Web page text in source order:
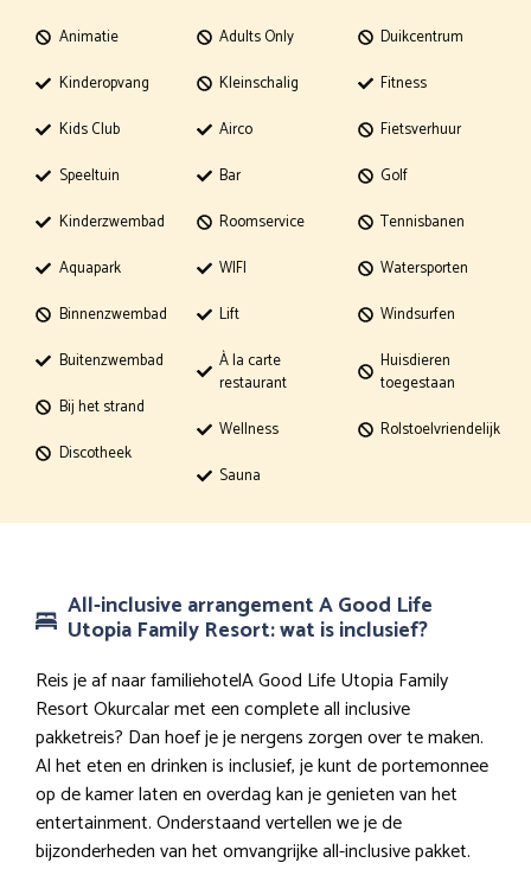
Animatie
Kinderopvang
Kids Club
Speeltuin
Kinderzwembad
Aquapark
Binnenzwembad
Buitenzwembad
Bij het strand
Discotheek
Adults Only
Kleinschalig
Airco
Bar
Roomservice
WIFI
Lift
À la carte
restaurant
Wellness
Sauna
Duikcentrum
Fitness
Fietsverhuur
Golf
Tennisbanen
Watersporten
Windsurfen
Huisdieren
toegestaan
Rolstoelvriendelijk
All-inclusive arrangement A Good Life
Utopia Family Resort: wat is inclusief?
Reis je af naar familiehotelA Good Life Utopia Family
Resort Okurcalar met een complete all inclusive
pakketreis? Dan hoef je je nergens zorgen over te maken.
Al het eten en drinken is inclusief, je kunt de portemonnee
op de kamer laten en overdag kan je genieten van het
entertainment. Onderstaand vertellen we je de
bijzonderheden van het omvangrijke all-inclusive pakket.